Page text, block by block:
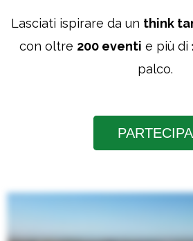
Lasciati ispirare da un think
con oltre 200 eventi e più di
palco.
PARTECIPA